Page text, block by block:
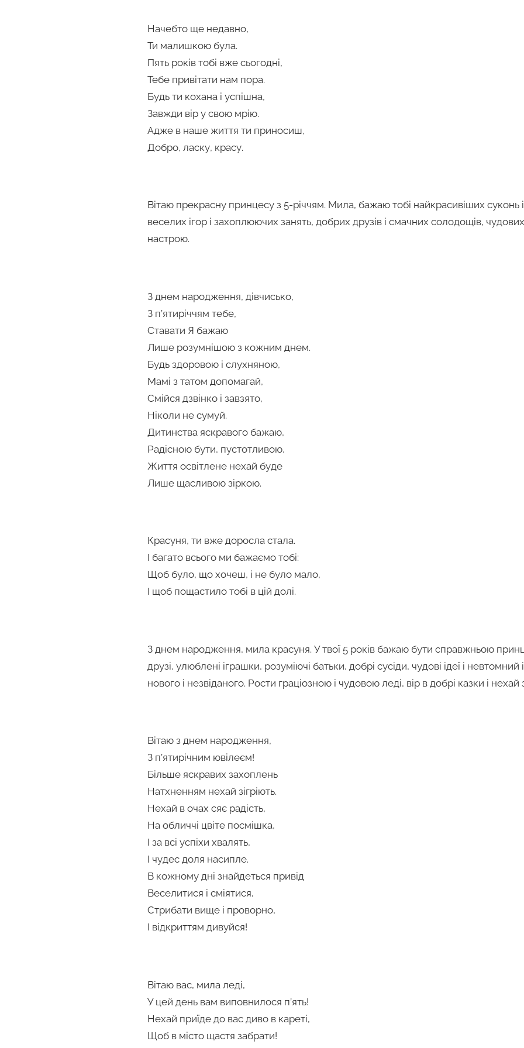
Начебто ще недавно,
Ти малишкою була.
Пять років тобі вже сьогодні,
Тебе привітати нам пора.
Будь ти кохана і успішна,
Завжди вір у свою мрію.
Адже в наше життя ти приносиш,
Добро, ласку, красу.
Вітаю прекрасну принцесу з 5-річчям. Мила, бажаю тобі найкрасивіших суконь
веселих ігор і захоплюючих занять, добрих друзів і смачних солодощів,
настрою.
З днем народження, дівчисько,
З п’ятиріччям тебе,
Ставати Я бажаю
Лише розумнішою з кожним днем.
Будь здоровою і слухняною,
Мамі з татом допомагай,
Смійся дзвінко і завзято,
Ніколи не сумуй.
Дитинства яскравого бажаю,
Радісною бути, пустотливою,
Життя освітлене нехай буде
Лише щасливою зіркою.
Красуня, ти вже доросла стала.
І багато всього ми бажаємо тобі:
Щоб було, що хочеш, і не було мало,
І щоб пощастило тобі в цій долі.
З днем народження, мила красуня. У твої 5 років бажаю бути справжньою
друзі, улюблені іграшки, розуміючі батьки, добрі сусіди, чудові ідеї і
нового і незвіданого. Рости граціозною і чудовою леді, вір в добрі казки і нехай
Вітаю з днем народження,
З п’ятирічним ювілеєм!
Більше яскравих захоплень
Натхненням нехай зігріють.
Нехай в очах сяє радість,
На обличчі цвіте посмішка,
І за всі успіхи хвалять,
І чудес доля насипле.
В кожному дні знайдеться привід
Веселитися і сміятися,
Стрибати вище і проворно,
І відкриттям дивуйся!
Вітаю вас, мила леді,
У цей день вам виповнилося п’ять!
Нехай приїде до вас диво в кареті,
Щоб в місто щастя забрати!